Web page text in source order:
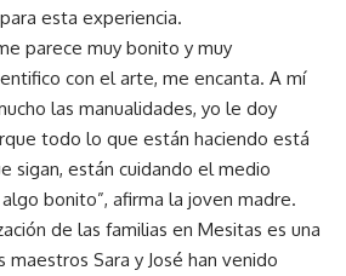
esta experiencia.
parece muy bonito y muy
con el arte, me encanta. A mí
las manualidades, yo le doy
todo lo que están haciendo está
sigan, están cuidando el medio
bonito”, afirma la joven madre.
de las familias en Mesitas es una
Sara y José han venido